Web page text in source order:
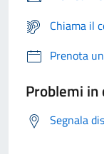
Chiama il
Prenota
Problemi
Segnala